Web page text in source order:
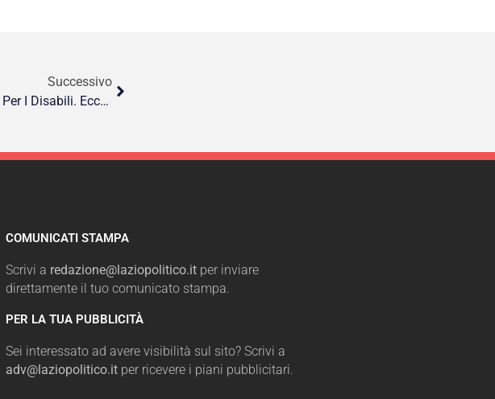
Successivo
Covid, Al San Camillo Servizio Tamponi Per I Disabili. Ecco Il Progetto Tobia
COMUNICATI STAMPA
Scrivi a redazione@laziopolitico.itper inviare
direttamente il tuo comunicato stampa.
PER LA TUA PUBBLICITÀ
Sei interessato ad avere visibilità sul sito? Scrivi a
adv@laziopolitico.it per ricevere i piani pubblicitari.